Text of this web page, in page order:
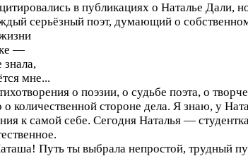
в публикациях о Наталье
серьёзный поэт, думающий о
—
знала,
мне...
о поэзии, о судьбе поэта, о
о количественной стороне дела. Я знаю, у
к самой себе. Сегодня Наталья —
Путь ты выбрала непростой, трудный